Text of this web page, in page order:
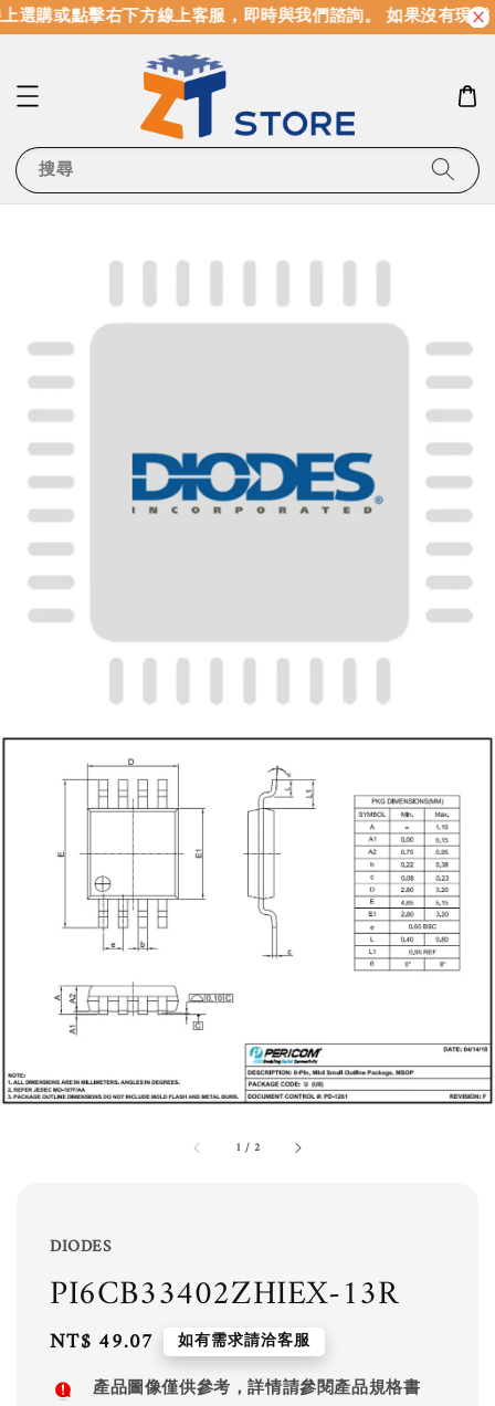
選購或點擊右下方線上客服，即時與我們諮詢。 如果沒有現貨
搜尋
1 / 2
DIODES
PI6CB33402ZHIEX-13R
Regular
price
NT$ 49.07 如有需求請洽客服
產品圖像僅供參考，詳情請參閱產品規格書